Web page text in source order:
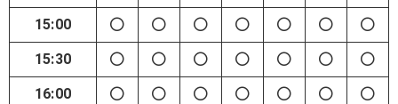
15:00
15:30
16:00